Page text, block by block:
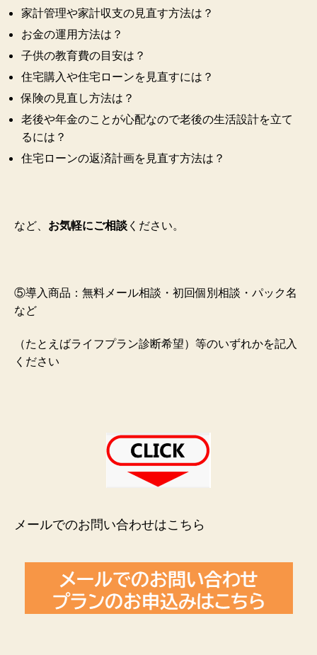
家計管理や家計収支の見直す方法は？
お金の運用方法は？
子供の教育費の目安は？
住宅購入や住宅ローンを見直すには？
保険の見直し方法は？
老後や年金のことが心配なので老後の生活設計を立て
るには？
住宅ローンの返済計画を見直す方法は？
など、 お気軽にご相談 ください。
⑤導入商品：無料メール相談・初回個別相談・パック名
など
（たとえばライフプラン診断希望）等のいずれかを記入
ください
メールでのお問い合わせはこちら